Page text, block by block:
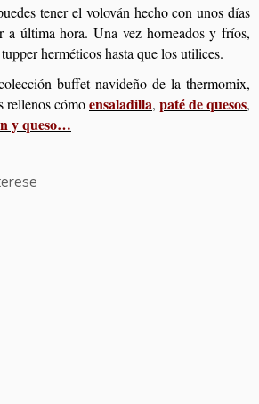
tener el volován hecho con unos días
a última hora. Una vez horneados y fríos,
herméticos hasta que los utilices.
buffet navideño de la thermomix,
rellenos cómoensaladilla, paté de quesos,
y queso…